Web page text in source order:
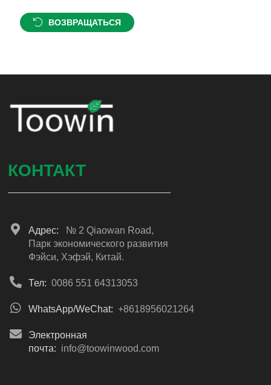
ВОЗВРАЩАТЬСЯ
КОНТАКТ
Адрес:
№ 2 Qiaowan Road,
Парк экономического развития
Фэйси, Хэфэй, Китай.
Тел: 0086 551 64313053
WhatsApp/WeChat: +8618956021264
Электронная
почта: info@toowinwood.com